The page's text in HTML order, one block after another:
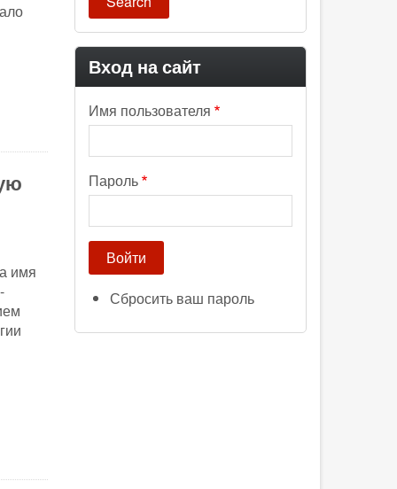
имя
Вход на сайт
Имя пользователя
Пароль
Сбросить ваш пароль